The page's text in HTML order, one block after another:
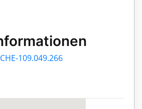
CHE-109.049.266